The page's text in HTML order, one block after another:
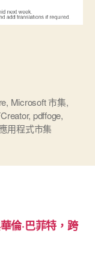
, Microsoft 市集,
, pdffoge,
應用程式市集
倫·巴菲特，跨